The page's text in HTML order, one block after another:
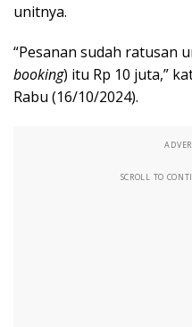
unitnya.
“Pesanan sudah ratusan
booking) itu Rp 10 juta,”
Rabu (16/10/2024).
SCROLL TO